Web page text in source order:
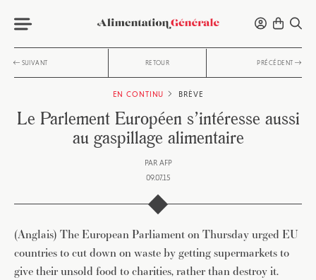
SUIVANT RETOUR PRÉCÉDENT
EN CONTINU BRÈVE
Le Parlement Européen s’intéresse aussi
au gaspillage alimentaire
PAR AFP
09.07.15
(Anglais) The European Parliament on Thursday urged EU
countries to cut down on waste by getting supermarkets to
give their unsold food to charities, rather than destroy it.